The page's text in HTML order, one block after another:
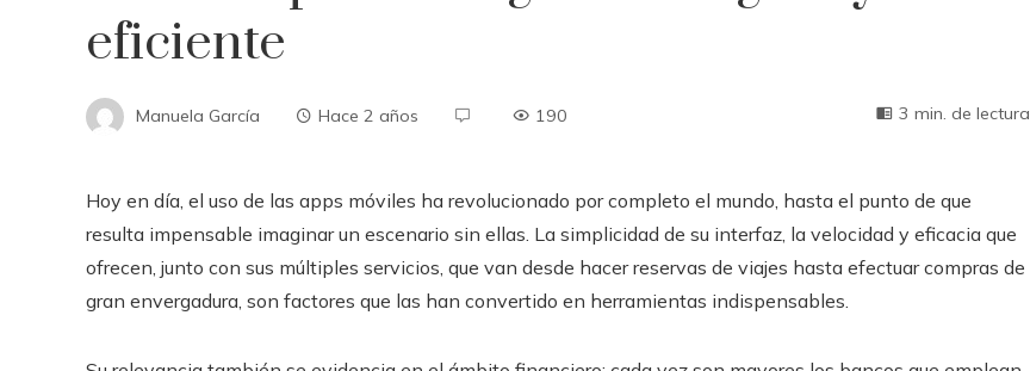
eficiente
Manuela García Hace 2 años 190 3 min. de lectura
Hoy en día, el uso de las apps móviles ha revolucionado por completo el mundo, hasta el punto de que
resulta impensable imaginar un escenario sin ellas. La simplicidad de su interfaz, la velocidad y eficacia que
ofrecen, junto con sus múltiples servicios, que van desde hacer reservas de viajes hasta efectuar compras de
gran envergadura, son factores que las han convertido en herramientas indispensables.